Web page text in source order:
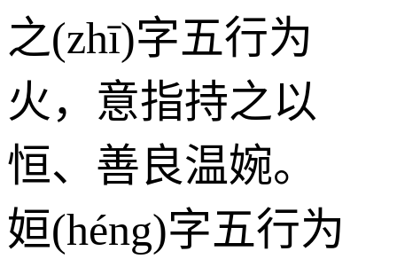
之(zhī)字五行为
火 ，意指持之以
恒、善良温婉。
姮(héng)字五行为